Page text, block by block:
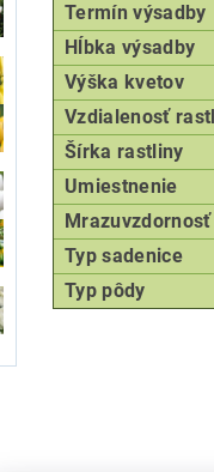
Termín výsadby
Hĺbka výsadby
Výška kvetov
Vzdialenosť
Šírka rastliny
Umiestnenie
Mrazuvzdornosť
Typsadenice
Typ pôdy